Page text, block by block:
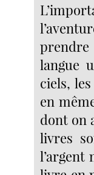
langue
ciels,
en
dont on
livres
l’argent